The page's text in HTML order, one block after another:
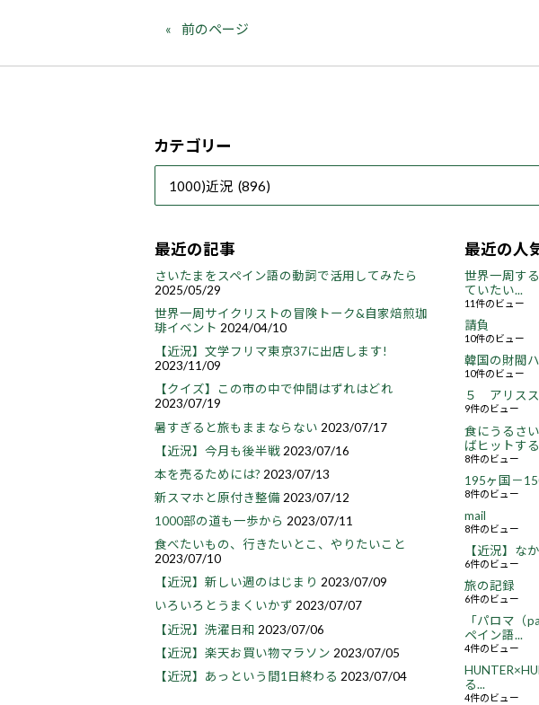
前のページ
カテゴリー
最近の記事
さいたまをスペイン語の動詞で活用してみたら
2025/05/29
世界一周サイクリストの冒険トーク&自家焙煎珈
琲イベント 2024/04/10
【近況】文学フリマ東京37に出店します!
2023/11/09
【クイズ】この市の中で仲間はずれはどれ
2023/07/19
暑すぎると旅もままならない 2023/07/17
【近況】今月も後半戦 2023/07/16
本を売るためには? 2023/07/13
新スマホと原付き整備 2023/07/12
1000部の道も一歩から 2023/07/11
食べたいもの、行きたいとこ、やりたいこと
2023/07/10
【近況】新しい週のはじまり 2023/07/09
いろいろとうまくいかず 2023/07/07
【近況】洗濯日和 2023/07/06
【近況】楽天お買い物マラソン 2023/07/05
【近況】あっという間1日終わる 2023/07/04
最近の人
世界一周す
ていたい...
11件のビュー
請負
10件のビュー
韓国の財閥
10件のビュー
５ アリス
9件のビュー
食にうるさ
ばヒットす
8件のビュー
195ヶ国－
8件のビュー
mail
8件のビュー
【近況】な
6件のビュー
旅の記録
6件のビュー
「パロマ（
ペイン語...
4件のビュー
る...
4件のビュー